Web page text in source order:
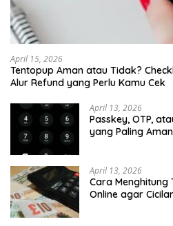
April 15, 2026
Tentopup Aman atau Tidak?
Alur Refund yang Perlu Kamu Cek
April 13, 2026
Passkey, OTP,
yang Paling
April 13, 2026
Cara Menghitung
Online agar